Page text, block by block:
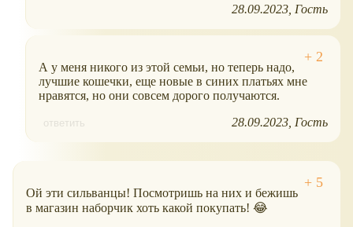
28.09.2023 Гость
А у меня никого из этой семьи, но теперь надо,
лучшие кошечки, еще новые в синих платьях мне
нравятся, но они совсем дорого получаются.
ответить 28.09.2023 Гость
Ой эти сильванцы! Посмотришь на них и бежишь
в магазин наборчик хоть какой покупать! 😂